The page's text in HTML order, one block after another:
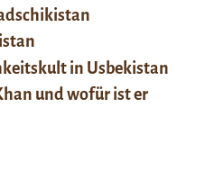
in Usbekistan
und wofür ist er